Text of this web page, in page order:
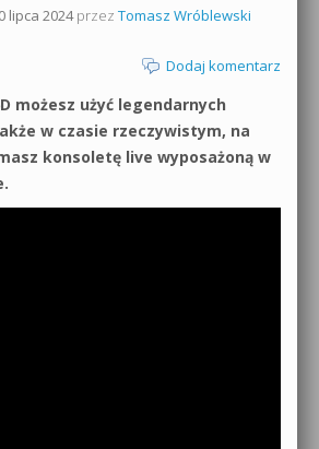
lipca 2024przez Tomasz Wróblewski
Dodaj komentarz
możesz użyć legendarnych
w czasie rzeczywistym, na
konsoletę live wyposażoną w